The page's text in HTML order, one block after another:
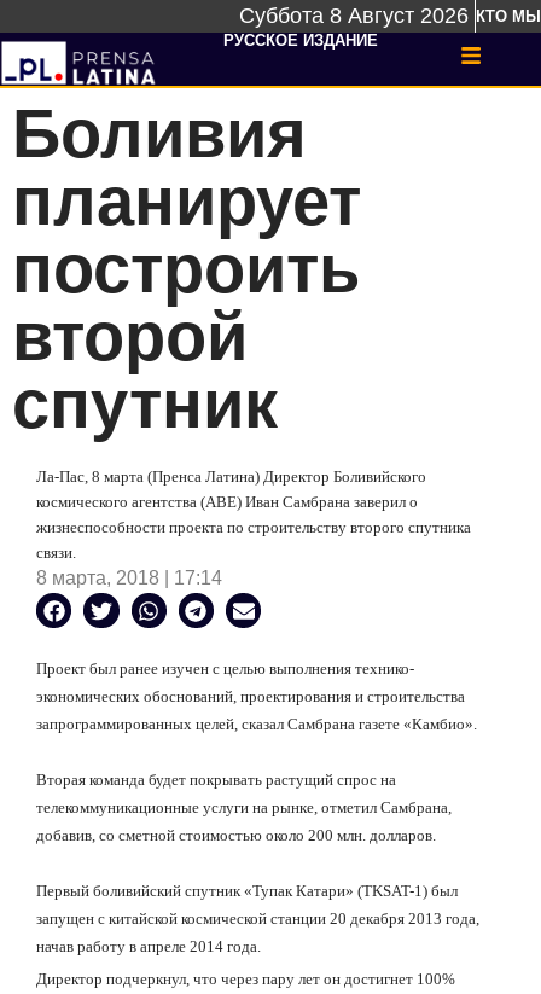
Суббота 8 Август 2026 КТО МЫ
РУССКОЕ ИЗДАНИЕ
Боливия
планирует
построить
второй
спутник
Ла-Пас, 8 марта (Пренса Латина) Директор Боливийского
космического агентства (ABE) Иван Самбрана заверил о
жизнеспособности проекта по строительству второго спутника
связи.
8 марта, 2018 | 17:14
Проект был ранее изучен с целью выполнения технико-
экономических обоснований, проектирования и строительства
запрограммированных целей, сказал Самбрана газете «Камбио».
Вторая команда будет покрывать растущий спрос на
телекоммуникационные услуги на рынке, отметил Самбрана,
добавив, со сметной стоимостью около 200 млн. долларов.
Первый боливийский спутник «Тупак Катари» (TKSAT-1) был
запущен с китайской космической станции 20 декабря 2013 года,
начав работу в апреле 2014 года.
Директор подчеркнул, что через пару лет он достигнет 100%